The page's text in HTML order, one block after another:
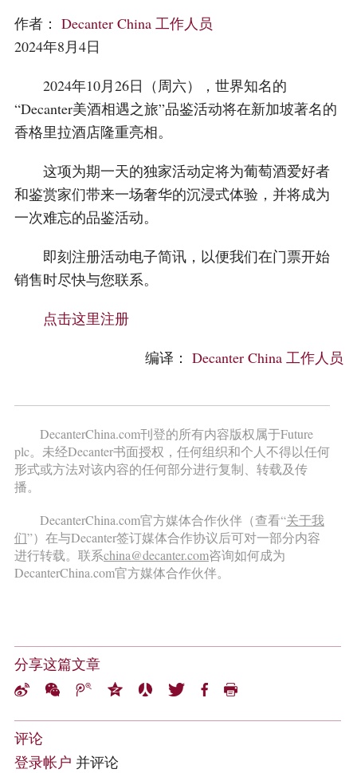
关于我们
帐户
作者： Decanter China 工作人员
2024年8月4日
2024年10月26日（周六），世界知名的
“Decanter美酒相遇之旅”品鉴活动将在新加坡著名的
香格里拉酒店隆重亮相。
这项为期一天的独家活动定将为葡萄酒爱好者
和鉴赏家们带来一场奢华的沉浸式体验，并将成为
一次难忘的品鉴活动。
即刻注册活动电子简讯，以便我们在门票开始
销售时尽快与您联系。
点击这里注册
编译： Decanter China 工作人员
DecanterChina.com刊登的所有内容版权属于Future
plc。未经Decanter书面授权，任何组织和个人不得以任何
形式或方法对该内容的任何部分进行复制、转载及传
播。
DecanterChina.com官方媒体合作伙伴（查看“关于我
们”）在与Decanter签订媒体合作协议后可对一部分内容
进行转载。联系china@decanter.com咨询如何成为
DecanterChina.com官方媒体合作伙伴。
分享这篇文章
评论
登录帐户 并评论